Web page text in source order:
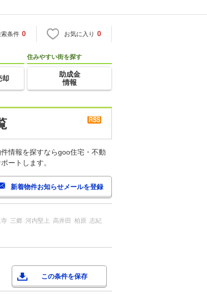
条件 0 お気に入り 0
却
住みやすい街を探す
助成金
情報
情報を探すならgoo住宅・不動
ートします。
寺 三郷 河内堅上 高井田 柏原 志紀
この条件を保存